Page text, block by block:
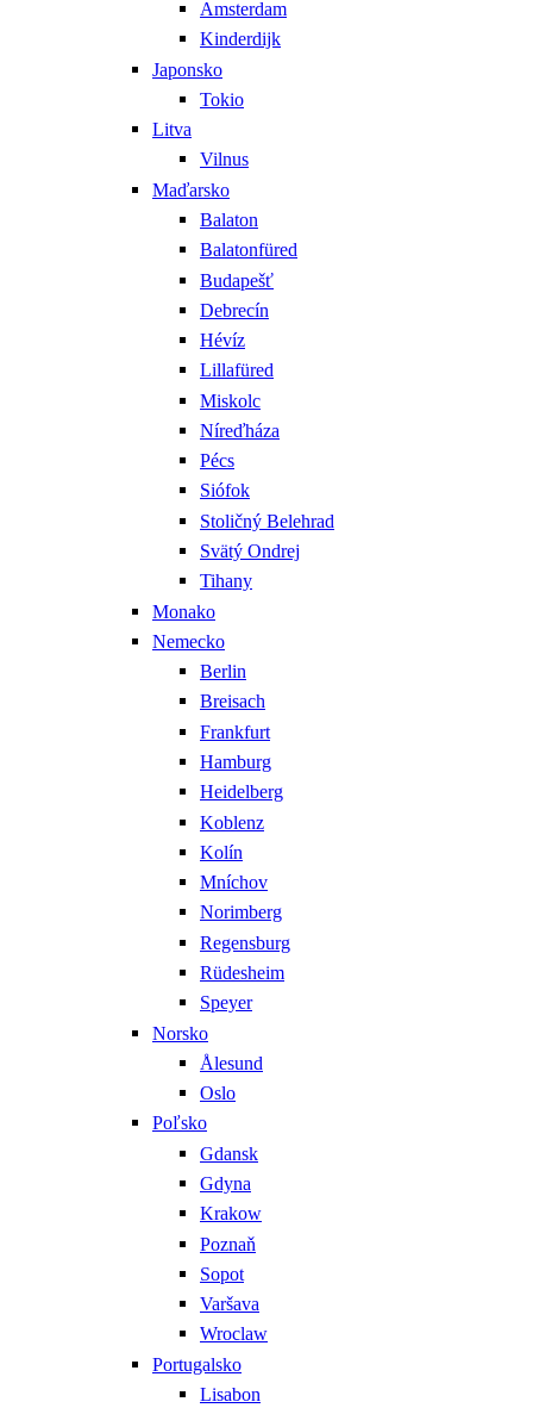
Amsterdam
Kinderdijk
Japonsko
Tokio
Litva
Vilnus
Maďarsko
Balaton
Balatonfüred
Budapešť
Debrecín
Hévíz
Lillafüred
Miskolc
Níreďháza
Pécs
Siófok
Stoličný Belehrad
Svätý Ondrej
Tihany
Monako
Nemecko
Berlin
Breisach
Frankfurt
Hamburg
Heidelberg
Koblenz
Kolín
Mníchov
Norimberg
Regensburg
Rüdesheim
Speyer
Norsko
Ålesund
Oslo
Poľsko
Gdansk
Gdyna
Krakow
Poznaň
Sopot
Varšava
Wroclaw
Portugalsko
Lisabon